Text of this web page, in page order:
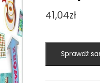
41,04zł
Sprawdź